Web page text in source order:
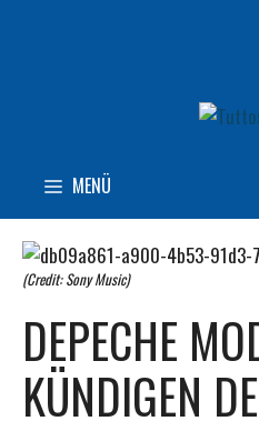
MENÜ
DEPECHE
KÜNDIGEN
(Credit: Sony Music)